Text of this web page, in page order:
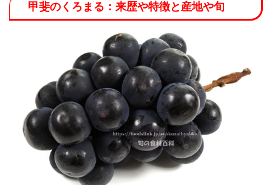
甲斐のくろまる：来歴や特徴と産地や旬